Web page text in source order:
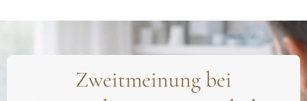
Zweitmeinung bei